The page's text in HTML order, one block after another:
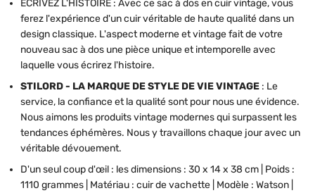
ÉCRIVEZ L'HISTOIRE : Avec ce sac à dos en cuir vintage, vous
ferez l'expérience d'un cuir véritable de haute qualité dans un
design classique. L'aspect moderne et vintage fait de votre
nouveau sac à dos une pièce unique et intemporelle avec
laquelle vous écrirez l'histoire.
STILORD - LA MARQUE DE STYLE DE VIE VINTAGE : Le
service, la confiance et la qualité sont pour nous une évidence.
Nous aimons les produits vintage modernes qui surpassent les
tendances éphémères. Nous y travaillons chaque jour avec un
véritable dévouement.
D'un seul coup d'œil : les dimensions : 30 x 14 x 38 cm | Poids :
1110 grammes | Matériau : cuir de vachette | Modèle : Watson |